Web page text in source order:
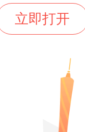
+玉米”轮
元，带动
立即打开